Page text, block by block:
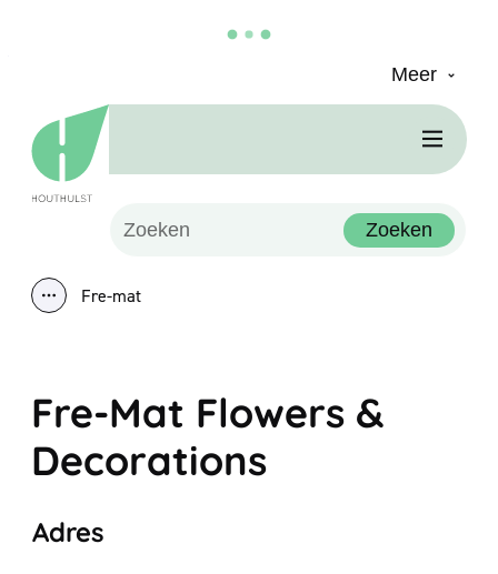
Meer
Houthulst
Waarmee kunnen we jou helpen?
Zoeken
Toon alle broodkruimel items
Fre-mat
Fre-Mat Flowers &
Decorations
Adres